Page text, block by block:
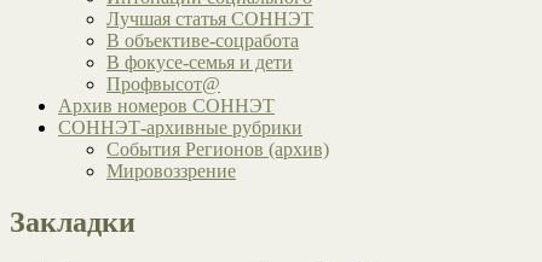
Лучшая статья СОННЭТ
В объективе-соцработа
В фокусе-семья и дети
Профвысот@
Архив номеров СОННЭТ
СОННЭТ-архивные рубрики
События Регионов (архив)
Мировоззрение
Закладки